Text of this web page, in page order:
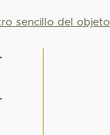
sencillo del objeto